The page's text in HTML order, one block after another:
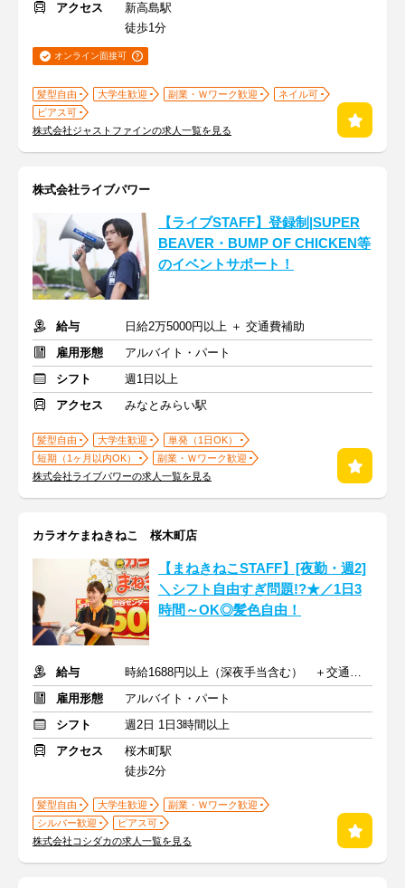
アクセス
新高島駅
徒歩1分
オンライン面接可
髪型自由 大学生歓迎 副業・Ｗワーク歓迎
ネイル可
ピアス可
株式会社ジャストファインの求人一覧を見る
株式会社ライブパワー
【ライブSTAFF】登録制|SUPER
BEAVER・BUMP OF CHICKEN等
のイベントサポート！
給与
日給2万5000円以上 ＋ 交通費補助
雇用形態
アルバイト・パート
シフト
週1日以上
アクセス
みなとみらい駅
髪型自由 大学生歓迎
単発（1日OK）
短期（1ヶ月以内OK）
副業・Ｗワーク歓迎
株式会社ライブパワーの求人一覧を見る
カラオケまねきねこ 桜木町店
【まねきねこSTAFF】[夜勤・週2]
＼シフト自由すぎ問題!?★／1日3
時間～OK◎髪色自由！
給与
時給1688円以上（深夜手当含む） ＋交通費支給
雇用形態
アルバイト・パート
シフト
週2日 1日3時間以上
アクセス
桜木町駅
徒歩2分
髪型自由 大学生歓迎
副業・Ｗワーク歓迎
シルバー歓迎
ピアス可
株式会社コシダカの求人一覧を見る